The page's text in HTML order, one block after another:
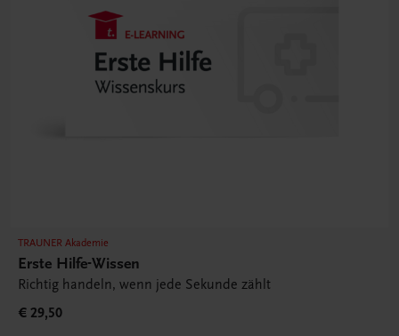
TRAUNER Akademie
Erste Hilfe-Wissen
Richtig handeln, wenn jede Sekunde zählt
€ 29,50